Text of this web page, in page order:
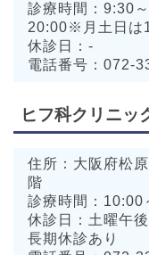
診療時間：9:30
20:00※月土日は
休診日：-
電話番号：072-
ヒフ科クリニッ
住所：大阪府松
階
診療時間：
休診日：土曜午
長期休診あり